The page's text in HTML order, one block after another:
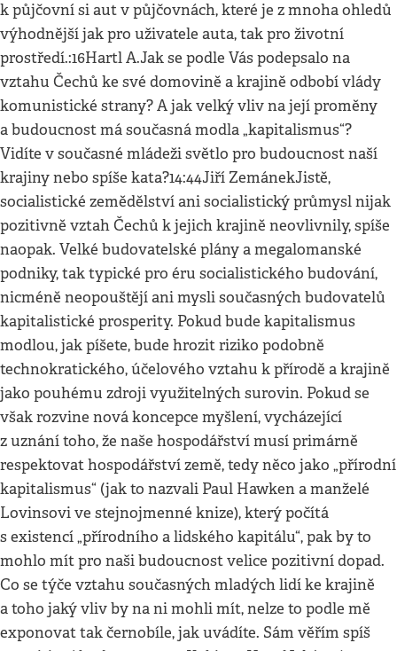
k půjčovní si aut v půjčovnách, které je z mnoha ohledů
výhodnější jak pro uživatele auta, tak pro životní
prostředí.:16Hartl A.Jak se podle Vás podepsalo na
vztahu Čechů ke své domovině a krajině odbobí vlády
komunistické strany? A jak velký vliv na její proměny
a budoucnost má současná modla „kapitalismus“?
Vidíte v současné mládeži světlo pro budoucnost naší
krajiny nebo spíše kata?14:44Jiří ZemánekJistě,
socialistické zemědělství ani socialistický průmysl nijak
pozitivně vztah Čechů k jejich krajině neovlivnily, spíše
naopak. Velké budovatelské plány a megalomanské
podniky, tak typické pro éru socialistického budování,
nicméně neopouštějí ani mysli současných budovatelů
kapitalistické prosperity. Pokud bude kapitalismus
modlou, jak píšete, bude hrozit riziko podobně
technokratického, účelového vztahu k přírodě a krajině
jako pouhému zdroji využitelných surovin. Pokud se
však rozvine nová koncepce myšlení, vycházející
z uznání toho, že naše hospodářství musí primárně
respektovat hospodářství země, tedy něco jako „přírodní
kapitalismus“ (jak to nazvali Paul Hawken a manželé
Lovinsovi ve stejnojmenné knize), který počítá
s existencí „přírodního a lidského kapitálu“, pak by to
mohlo mít pro naši budoucnost velice pozitivní dopad.
Co se týče vztahu současných mladých lidí ke krajině
a toho jaký vliv by na ni mohli mít, nelze to podle mě
exponovat tak černobíle, jak uvádíte. Sám věřím spíš